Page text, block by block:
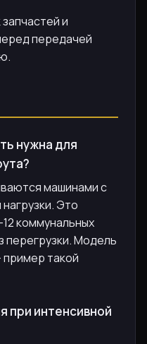
и
передачей
нужна для
машинами с
Это
коммунальных
перегрузки. Модель
пример такой
при интенсивной